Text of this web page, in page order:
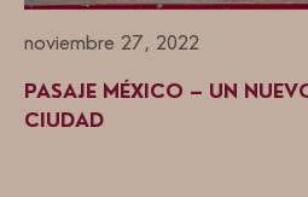
noviembre 27, 2022
PASAJE MÉXICO – UN
CIUDAD